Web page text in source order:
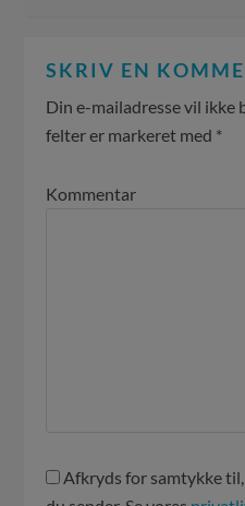
SKRIV EN
Din e-mailadresse vil ikke
felter er markeret med *
Kommentar
Afkryds for samtykke